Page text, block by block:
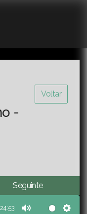
Voltar
-
Seguinte
24:53